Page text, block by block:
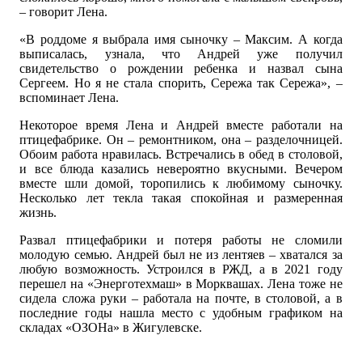
– говорит Лена.
«В роддоме я выбрала имя сыночку – Максим. А когда
выписалась, узнала, что Андрей уже получил
свидетельство о рождении ребенка и назвал сына
Сергеем. Но я не стала спорить, Сережа так Сережа», –
вспоминает Лена.
Некоторое время Лена и Андрей вместе работали на
птицефабрике. Он – ремонтником, она – разделочницей.
Обоим работа нравилась. Встречались в обед в столовой,
и все блюда казались невероятно вкусными. Вечером
вместе шли домой, торопились к любимому сыночку.
Несколько лет текла такая спокойная и размеренная
жизнь.
Развал птицефабрики и потеря работы не сломили
молодую семью. Андрей был не из лентяев – хватался за
любую возможность. Устроился в РЖД, а в 2021 году
перешел на «Энерготехмаш» в Морквашах. Лена тоже не
сидела сложа руки – работала на почте, в столовой, а в
последние годы нашла место с удобным графиком на
складах «ОЗОНа» в Жигулевске.